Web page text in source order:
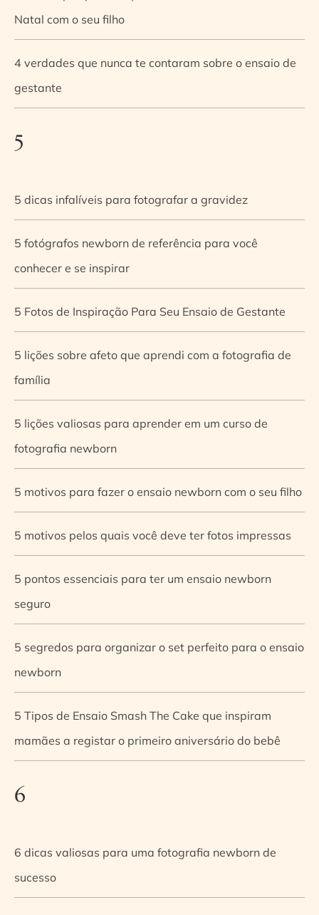
Natal com o seu filho
4 verdades que nunca te contaram sobre o ensaio de
gestante
5
5 dicas infalíveis para fotografar a gravidez
5 fotógrafos newborn de referência para você
conhecer e se inspirar
5 Fotos de Inspiração Para Seu Ensaio de Gestante
5 lições sobre afeto que aprendi com a fotografia de
família
5 lições valiosas para aprender em um curso de
fotografia newborn
5 motivos para fazer o ensaio newborn com o seu filho
5 motivos pelos quais você deve ter fotos impressas
5 pontos essenciais para ter um ensaio newborn
seguro
5 segredos para organizar o set perfeito para o ensaio
newborn
5 Tipos de Ensaio Smash The Cake que inspiram
mamães a registar o primeiro aniversário do bebê
6
6 dicas valiosas para uma fotografia newborn de
sucesso